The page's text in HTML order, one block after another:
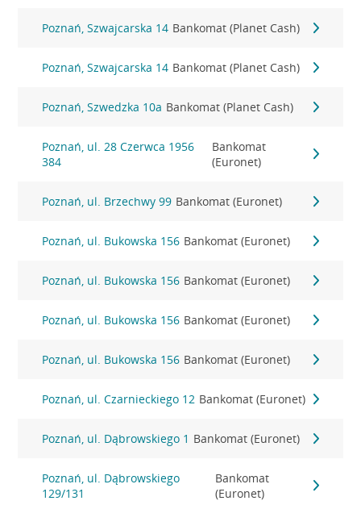
Poznań, Szwajcarska 14 Bankomat (Planet Cash)
Poznań, Szwajcarska 14 Bankomat (Planet Cash)
Poznań, Szwedzka 10a Bankomat (Planet Cash)
Poznań, ul. 28 Czerwca 1956
384
Bankomat
(Euronet)
Poznań, ul. Brzechwy 99 Bankomat (Euronet)
Poznań, ul. Bukowska 156 Bankomat (Euronet)
Poznań, ul. Bukowska 156 Bankomat (Euronet)
Poznań, ul. Bukowska 156 Bankomat (Euronet)
Poznań, ul. Bukowska 156 Bankomat (Euronet)
Poznań, ul. Czarnieckiego 12 Bankomat (Euronet)
Poznań, ul. Dąbrowskiego 1 Bankomat (Euronet)
Poznań, ul. Dąbrowskiego
129/131
Bankomat
(Euronet)